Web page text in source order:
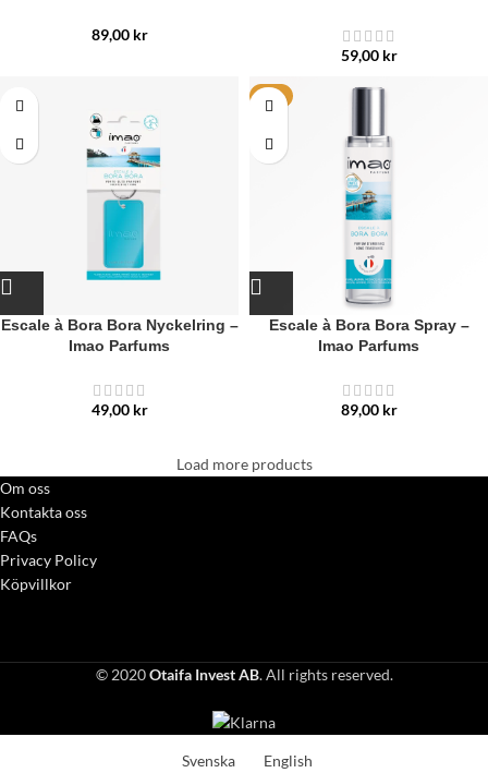
89,00 kr
59,00 kr
Escale à Bora Bora Nyckelring –
Imao Parfums
49,00 kr
HET
Escale à Bora Bora Spray –
Imao Parfums
89,00 kr
Load more products
Om oss
Kontakta oss
FAQs
Privacy Policy
Köpvillkor
© 2020Otaifa Invest AB. All rights reserved.
Svenska English